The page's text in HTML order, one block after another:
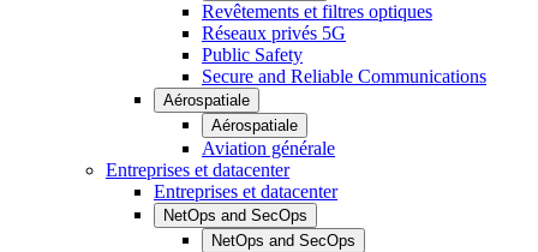
Revêtements et filtres optiques
Réseaux privés 5G
Public Safety
Secure and Reliable Communications
Aérospatiale
Aérospatiale
Aviation générale
Entreprises et datacenter
Entreprises et datacenter
NetOps and SecOps
NetOps and SecOps